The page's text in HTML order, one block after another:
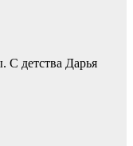
С детства Дарья